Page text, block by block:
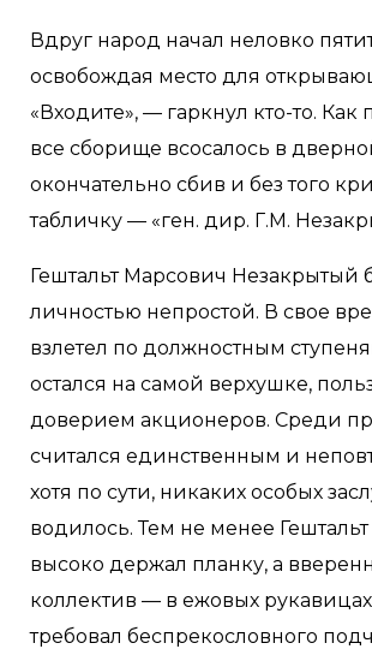
Вдруг народ начал неловко
освобождая место для
«Входите», — гаркнул кто-то. Как
все сборище всосалось в
окончательно сбив и без того
табличку — «ген. дир. Г.М.
Гештальт Марсович Незакрытый
личностью непростой. В свое
взлетел по должностным
остался на самой верхушке,
доверием акционеров. Среди
считался единственным и
хотя по сути, никаких особых
водилось. Тем не менее
высоко держал планку, а
коллектив — в ежовых
требовал беспрекословного